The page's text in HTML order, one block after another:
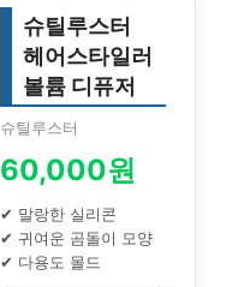
슈틸루스터
헤어스타일러
볼륨 디퓨저
슈틸루스터
60,000원
✔ 말랑한 실리콘
✔ 귀여운 곰돌이 모양
✔ 다용도 몰드